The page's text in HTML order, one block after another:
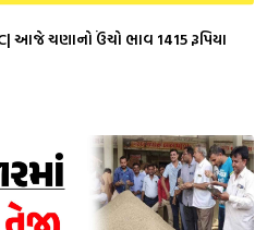
આજે ચણાનો ઉંચો ભાવ 1415 રૂપિયા